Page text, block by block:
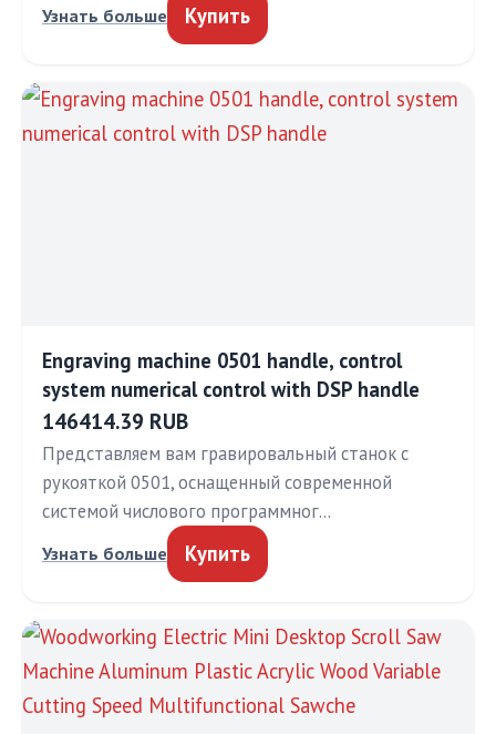
Узнать больше Купить
Engraving machine 0501 handle, control
system numerical control with DSP handle
146414.39 RUB
Представляем вам гравировальный станок с
рукояткой 0501, оснащенный современной
системой числового программног…
Узнать больше Купить